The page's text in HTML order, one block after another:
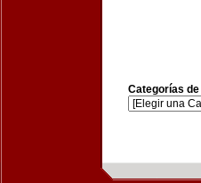
Categorías